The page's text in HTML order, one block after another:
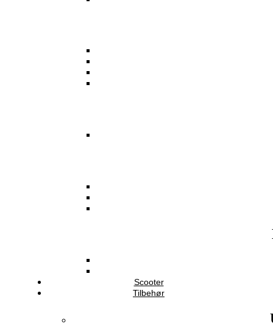
Scooter
Tilbehør